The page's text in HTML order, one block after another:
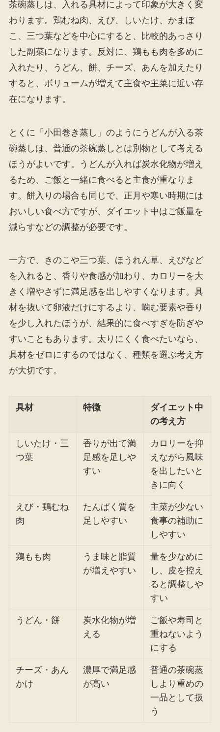
茶碗蒸しは、入れる具材によって印象が大きく変
わります。鶏むね肉、えび、しいたけ、かまぼ
こ、三つ葉などを中心にすると、比較的あっさり
した副菜になります。反対に、鶏もも肉を多めに
入れたり、うどん、餅、チーズ、あんを加えたり
すると、ボリュームが増えて主食や主菜に近い存
在になります。
とくに「小田巻き蒸し」のようにうどんが入る茶
碗蒸しは、普通の茶碗蒸しとは別物として考える
ほうがよいです。うどんが入れば炭水化物が増え
るため、ご飯と一緒に食べると主食が重なりま
す。餅入りの場合も同じで、正月や寒い時期には
おいしい食べ方ですが、ダイエット中はご飯量を
減らすなどの調整が必要です。
一方で、きのこや三つ葉、ほうれん草、えびなど
を入れると、香りや食感が加わり、カロリーを大
きく増やさずに満足感を出しやすくなります。具
材を抜いて卵液だけにするより、噛む要素や香り
を少し入れたほうが、結果的に食べすぎを防ぎや
すいこともあります。太りにくく食べたいなら、
具材をゼロにするのではなく、種類を選ぶ考え方
が大切です。
具材 特徴
ダイエット中
の考え方
しいたけ・三
つ葉
香りが出て満
足感を足しや
すい
カロリーを抑
えながら風味
を出したいと
きに向く
えび・鶏むね
肉
たんぱく質を
足しやすい
主菜が少ない
食事の補助に
しやすい
鶏もも肉
うま味と脂質
が増えやすい
量を少なめに
し、皮を控え
ると調整しや
すい
うどん・餅
炭水化物が増
える
ご飯や寿司と
重ねないよう
にする
チーズ・あん
かけ
濃厚で満足感
が高い
普通の茶碗蒸
しより重めの
一品として扱
う